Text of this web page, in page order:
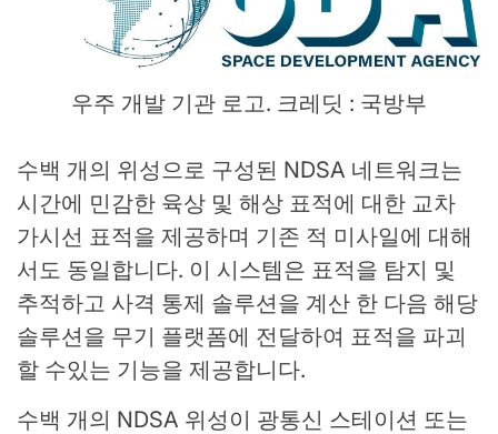
우주 개발 기관 로고. 크레딧 : 국방부
수백 개의 위성으로 구성된 NDSA 네트워크는
시간에 민감한 육상 및 해상 표적에 대한 교차
가시선 표적을 제공하며 기존 적 미사일에 대해
서도 동일합니다. 이 시스템은 표적을 탐지 및
추적하고 사격 통제 솔루션을 계산 한 다음 해당
솔루션을 무기 플랫폼에 전달하여 표적을 파괴
할 수있는 기능을 제공합니다.
수백 개의 NDSA 위성이 광통신 스테이션 또는